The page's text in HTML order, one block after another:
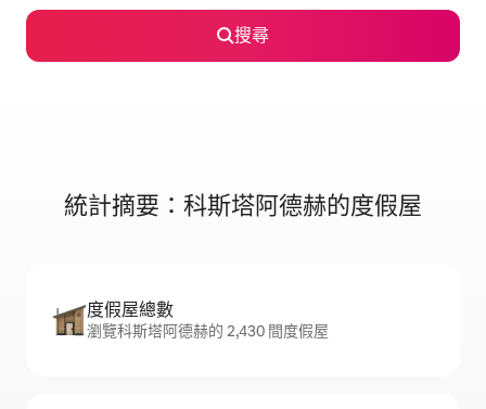
搜尋
統計摘要：科斯塔阿德赫的度假屋
度假屋總數
瀏覽科斯塔阿德赫的 2,430 間度假屋